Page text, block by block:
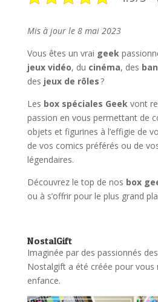
Mis à jour le 8 mai 2023
Vous êtes un vrai geek
jeux vidéo, du cinéma, des
des jeux de rôles?
Les box spéciales Geekvont
passion en vous permettant de
objets et figurines à l’effigie de
de vos comics préférés ou de
légendaires.
Découvrez le top de nos box
ou à s’offrir pour le plus grand
NostalGift
Imaginée par des passionnés
Nostalgift a été créée pour vous
enfance.